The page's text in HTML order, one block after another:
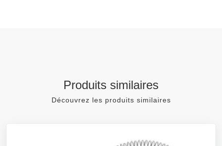
Produits similaires
Découvrez les produits similaires